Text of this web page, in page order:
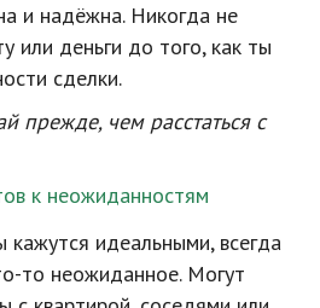
и надёжна. Никогда не
или деньги до того, как ты
сделки.
прежде, чем расстаться с
к неожиданностям
идеальными, всегда
то неожиданное. Могут